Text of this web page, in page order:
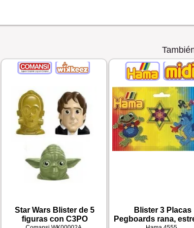
Star Wars Blister de 5
figuras con C3PO
Blister 3 Placas
Pegboards rana,